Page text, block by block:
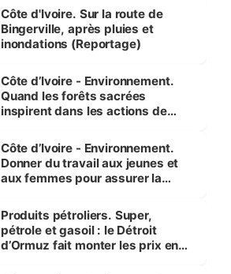
(Alassane Ouattara
Côte d'Ivoire. Sur la route de
Bingerville, après pluies et
inondations (Reportage)
Côte d’Ivoire - Environnement.
Quand les forêts sacrées
inspirent dans les actions de
Côte d’Ivoire - Environnement.
Donner du travail aux jeunes et
aux femmes pour assurer la
menacées
Produits pétroliers. Super,
pétrole et gasoil : le Détroit
d’Ormuz fait monter les prix en